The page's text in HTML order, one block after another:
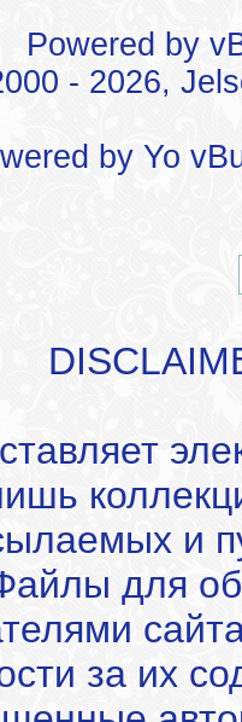
Powered by
- 2026,
by Yo
и
для
за их